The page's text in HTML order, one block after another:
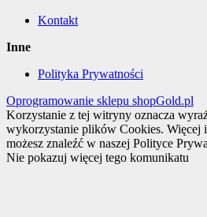
Kontakt
Inne
Polityka Prywatności
Oprogramowanie sklepu shopGold.pl
Korzystanie z tej witryny oznacza
wykorzystanie plików Cookies. Więcej
możesz znaleźć w naszej Polityce
Nie pokazuj więcej tego komunikatu